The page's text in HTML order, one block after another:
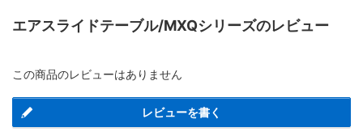
エアスライドテーブル/MXQシリーズのレビュー
この商品のレビューはありません
レビューを書く